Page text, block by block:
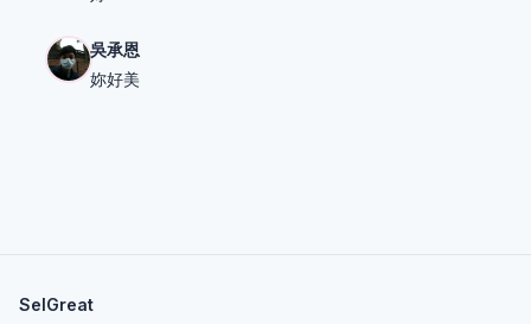
吳承恩
妳好美
SelGreat